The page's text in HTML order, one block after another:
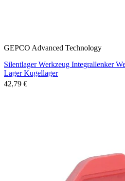
GEPCO Advanced Technology
Silentlager Werkzeug Integrallenker
Lager Kugellager
42,79 €